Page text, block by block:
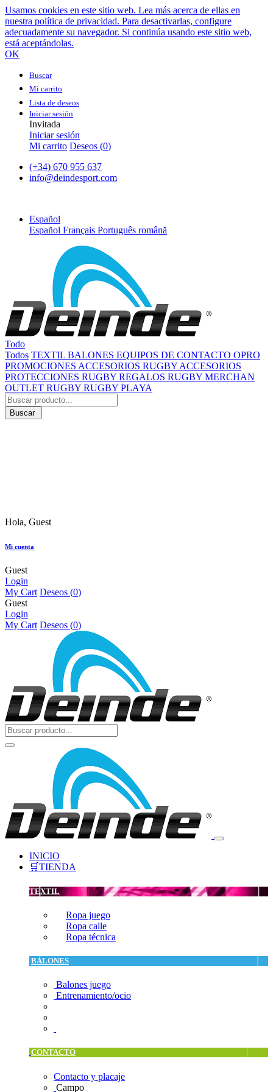
Usamos cookies en este sitio web. Lea más acerca de ellas en
nuestra política de privacidad. Para desactivarlas, configure
adecuadamente su navegador. Si continúa usando este sitio web,
está aceptándolas.
OK
Buscar
Mi carrito
Lista de deseos
Iniciar sesión
Invitada
Iniciar sesión
Mi carrito Deseos (0)
(+34) 670 955 637
info@deindesport.com
Español
Español Français Português română
Todo
Todos TEXTIL BALONES EQUIPOS DE CONTACTO OPRO
PROMOCIONES ACCESORIOS RUGBY ACCESORIOS
PROTECCIONES RUGBY REGALOS RUGBY MERCHAN
OUTLET RUGBY RUGBY PLAYA
Buscar
Hola, Guest
Mi cuenta
Guest
Login
My Cart Deseos (0)
Guest
Login
My Cart Deseos (0)
INICIO
🛒TIENDA
TEXTIL
Ropa juego
Ropa calle
Ropa técnica
BALONES
Balones juego
Entrenamiento/ocio
CONTACTO
Contacto y placaje
Campo